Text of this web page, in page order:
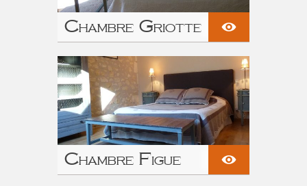
Chambre Griotte
Chambre Figue